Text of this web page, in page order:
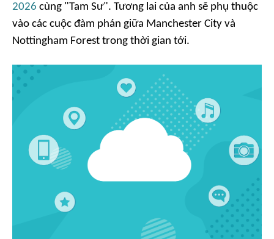
2026 cùng "Tam Sư". Tương lai của anh sẽ phụ thuộc
vào các cuộc đàm phán giữa Manchester City và
Nottingham Forest trong thời gian tới.